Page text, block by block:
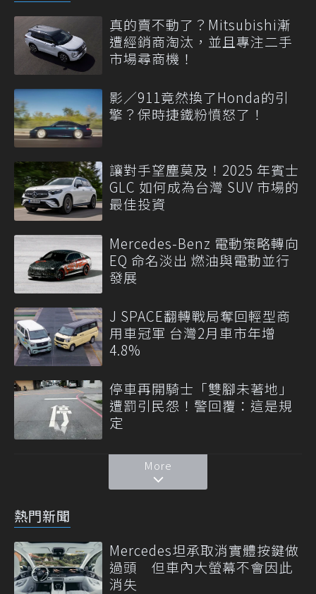
真的賣不動了？Mitsubishi漸
遭經銷商淘汰，並且專注二手
市場尋商機！
影／911竟然換了Honda的引
擎？保時捷鐵粉憤怒了！
讓對手望塵莫及！2025 年賓士
GLC 如何成為台灣 SUV 市場的
最佳投資
Mercedes-Benz 電動策略轉向
EQ 命名淡出 燃油與電動並行
發展
J SPACE翻轉戰局奪回輕型商
用車冠軍 台灣2月車市年增
4.8%
停車再開騎士「雙腳未著地」
遭罰引民怨！警回覆：這是規
定
More
熱門新聞
Mercedes坦承取消實體按鍵做
過頭 但車內大螢幕不會因此
消失